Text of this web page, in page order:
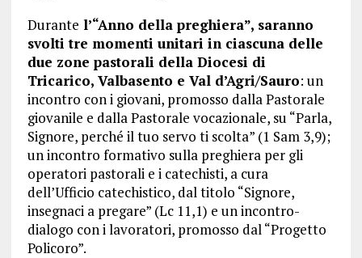
Durante l’“Anno della preghiera”, saranno
svolti tre momenti unitari in ciascuna delle
due zone pastorali della Diocesi di
Tricarico, Valbasento e Val d’Agri/Sauro: un
incontro con i giovani, promosso dalla Pastorale
giovanile e dalla Pastorale vocazionale, su “Parla,
Signore, perché il tuo servo ti scolta” (1 Sam 3,9);
un incontro formativo sulla preghiera per gli
operatori pastorali e i catechisti, a cura
dell’Ufficio catechistico, dal titolo “Signore,
insegnaci a pregare” (Lc 11,1) e un incontro-
dialogo con i lavoratori, promosso dal “Progetto
Policoro”.